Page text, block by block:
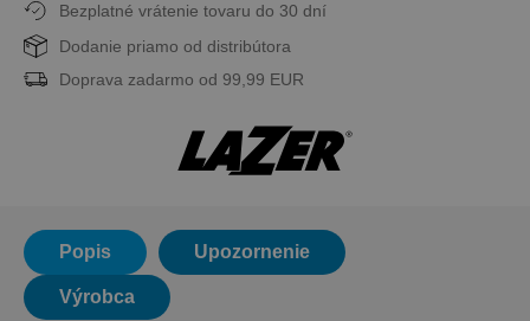
Bezplatné vrátenie tovaru do 30 dní
Dodanie priamo od distribútora
Doprava zadarmo od 99,99 EUR
Popis Upozornenie
Výrobca